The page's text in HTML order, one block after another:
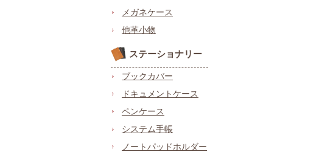
メガネケース
他革小物
ステーショナリー
ブックカバー
ドキュメントケース
ペンケース
システム手帳
ノートパッドホルダー